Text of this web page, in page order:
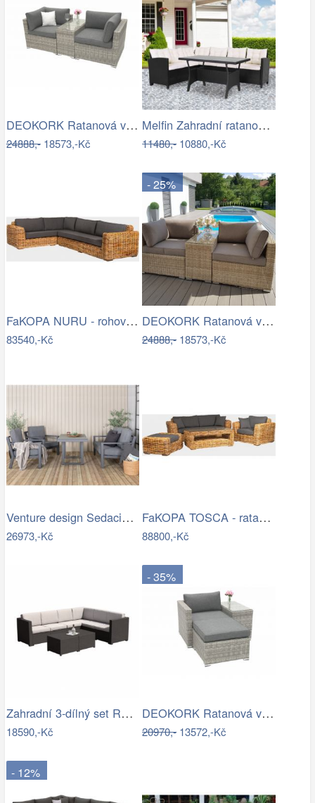
DEOKORK Ratanová variabilní sestava…
24888,-18573,-Kč
Melfin Zahradní ratanová sestava…
11480,-10880,-Kč
FaKOPA NURU - rohová sedačka Becky Mdum
83540,-Kč
- 25%
DEOKORK Ratanová variabilní sestava…
24888,-18573,-Kč
Venture design Sedacia súprava…
26973,-Kč
FaKOPA TOSCA - ratanová sestava Amy Mdum
88800,-Kč
Zahradní 3-dílný set RODEN Tempo Kondela
18590,-Kč
- 35%
DEOKORK Ratanová variabilní sestava…
20970,-13572,-Kč
- 12%